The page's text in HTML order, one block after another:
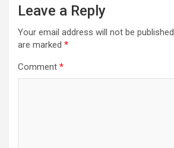
Leave a Reply
Your email address will not be published.
are marked *
Comment *